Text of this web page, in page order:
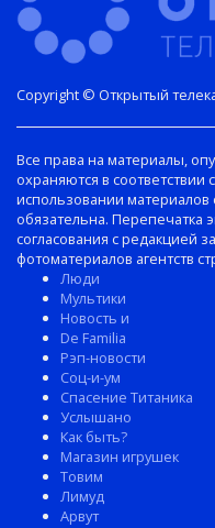
Все права на материалы,
охраняются в соответствии
использовании материалов
обязательна. Перепечатка
согласования с редакцией
фотоматериалов агентств
Люди
Мультики
Новость и
De Familia
Рэп-новости
Соц-и-ум
Спасение Титаника
Услышано
Как быть?
Магазин игрушек
Товим
Лимуд
Арвут